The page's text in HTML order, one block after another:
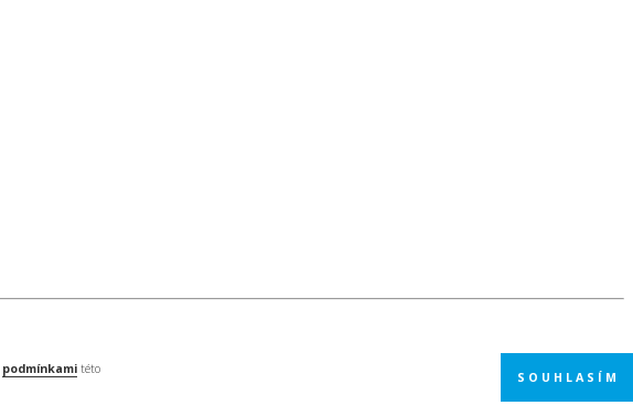
podmínkami této
SOUHLASÍM